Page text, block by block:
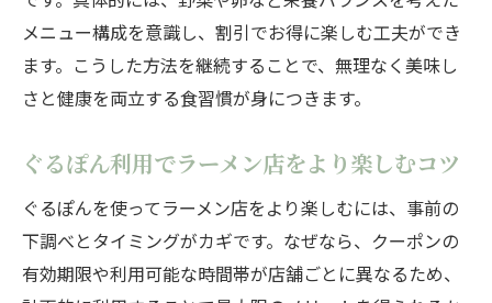
ラーメン店の評価を比較して選ぶコツ
ラーメン選びで重視すべきサービス要素
口コミを活かしたラーメン比較の実践法
日常にワクワクを運ぶラーメン体験のすすめ
毎日の中でラーメン体験を満喫するコツ
ラーメンを通じて感じる小さな贅沢の魅力
メニュー構成を意識し、割引でお得に楽しむ工夫ができ
ます。こうした方法を継続することで、無理なく美味し
さと健康を両立する食習慣が身につきます。
ぐるぽん利用でラーメン店をより楽しむコツ
ぐるぽんを使ってラーメン店をより楽しむには、事前の
下調べとタイミングがカギです。なぜなら、クーポンの
有効期限や利用可能な時間帯が店舗ごとに異なるため、